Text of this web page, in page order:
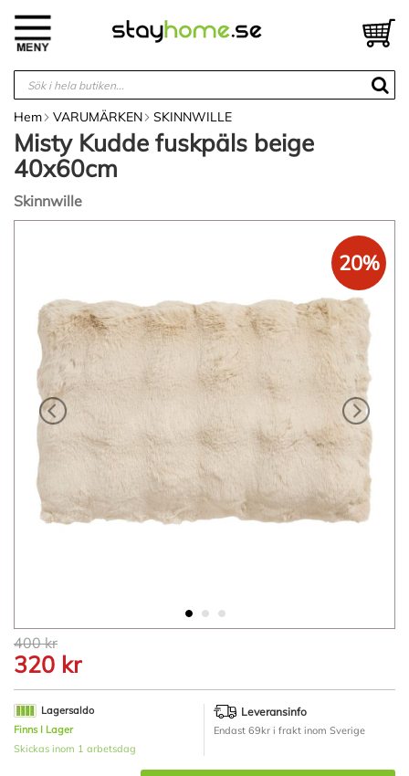
innehållet
Hem VARUMÄRKEN SKINNWILLE
Misty Kudde fuskpäls beige
40x60cm
Skinnwille
bildgalleriet
Hoppa
till
början
av
bildgalleriet
20%
400 kr
320 kr
Lagersaldo
Finns I Lager
Skickas inom 1 arbetsdag
Leveransinfo
Endast 69kr i frakt inom Sverige